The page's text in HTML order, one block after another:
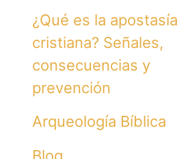
¿Qué es la apostasía
cristiana? Señales,
consecuencias y
prevención
Arqueología Bíblica